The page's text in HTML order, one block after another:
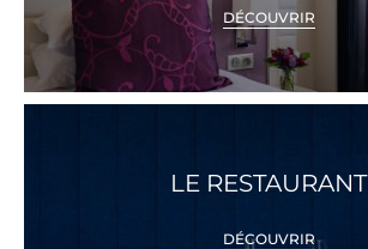
DÉCOUVRIR
LE RESTAURANT
DÉCOUVRIR